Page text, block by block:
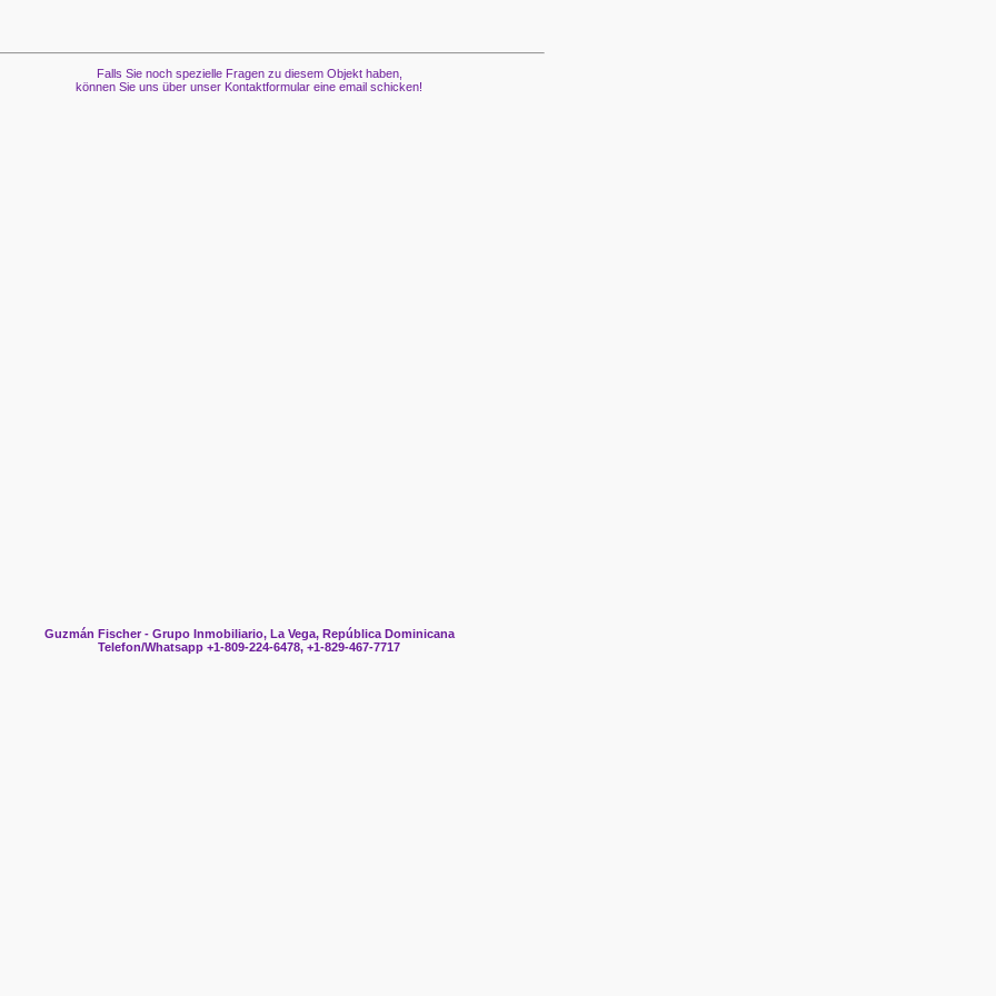
Falls Sie noch spezielle Fragen zu diesem Objekt haben,
können Sie uns über unser Kontaktformular eine email schicken!
Guzmán Fischer - Grupo Inmobiliario, La Vega, República Dominicana
Telefon/Whatsapp +1-809-224-6478, +1-829-467-7717